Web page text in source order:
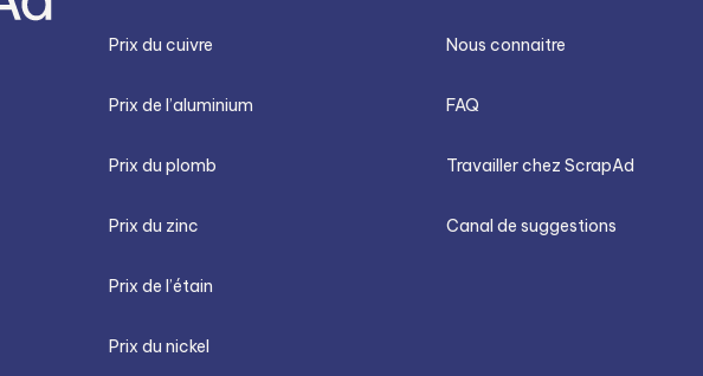
Prix du cuivre
Prix de l’aluminium
Prix du plomb
Prix du zinc
Prix de l’étain
Prix du nickel
Nous connaitre
FAQ
Travailler chez ScrapAd
Canal de suggestions